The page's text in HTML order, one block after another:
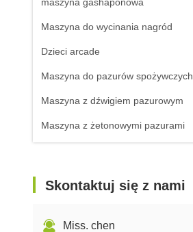
Maszyna do wycinania nagród
Dzieci arcade
Maszyna do pazurów spożywczych
Maszyna z dźwigiem pazurowym
Maszyna z żetonowymi pazurami
Skontaktuj się z nami
Miss. chen